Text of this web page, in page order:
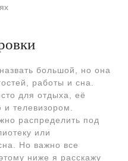
большой, но она
работы и сна.
для отдыха, её
телевизором.
распределить под
или
Но важно все
ниже я расскажу